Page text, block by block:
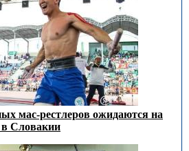
мас-рестлеров ожидаются на
Словакии